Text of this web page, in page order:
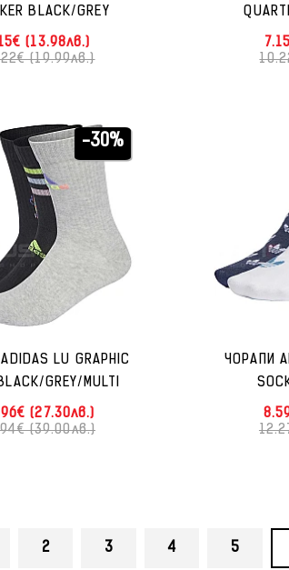
BLACK/GREY
(13.98лв.)
(19.99лв.)
-30%
LU GRAPHIC
GREY/MULTI
(27.30лв.)
(39.00лв.)
ЧОРАПИ
2 3 4 5